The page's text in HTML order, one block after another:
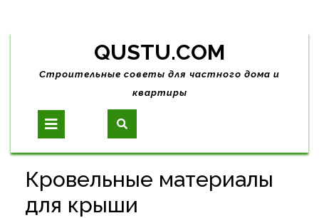
Skip
content
QUSTU.COM
Строительные советы для частного дома и
квартиры
Open
Button
Кровельные материалы
для крыши